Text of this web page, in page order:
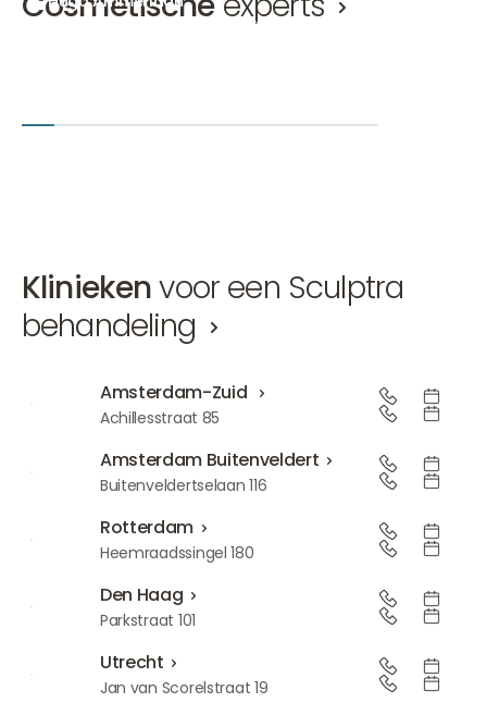
Cosmetisch arts, Ooglidcorrectie arts KNMG
Kliniekenvoor een Sculptra
behandeling
Amsterdam-Zuid
Amsterdam-Zuid
Achillesstraat 85
Amsterdam Buitenveldert
Amsterdam Buitenveldert
Buitenveldertselaan 116
Rotterdam
Rotterdam
Heemraadssingel 180
Den Haag
Den Haag
Parkstraat 101
Utrecht
Jan van Scorelstraat 19